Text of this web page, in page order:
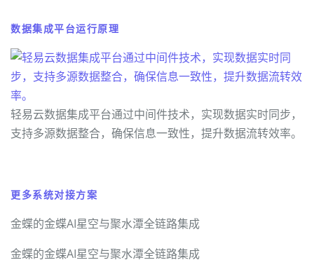
数据集成平台运行原理
轻易云数据集成平台通过中间件技术，实现数据实时同步，
支持多源数据整合，确保信息一致性，提升数据流转效率。
更多系统对接方案
金蝶的金蝶AI星空与聚水潭全链路集成
金蝶的金蝶AI星空与聚水潭全链路集成